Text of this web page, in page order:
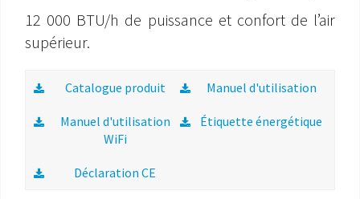
12 000 BTU/h de puissance et confort de l’air
supérieur.
Catalogue produit Manuel d'utilisation
Manuel d'utilisation
WiFi
Étiquette énergétique
Déclaration CE